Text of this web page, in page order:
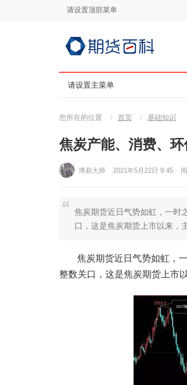
请设置顶部菜单
请设置主菜单
您所在的位置 首页 基础知识
焦炭产能、消费、
博易大师 2021年5月22日 9:45
焦炭期货近日气势如虹，一时
口，这是焦炭期货上市以来，
焦炭期货近日气势如虹，
整数关口，这是焦炭期货上市